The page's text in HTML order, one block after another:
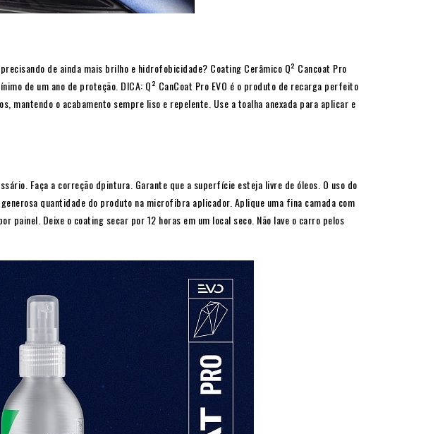
de ainda mais brilho e hidrofobicidade? Coating Cerâmico Q² Cancoat Pro
de um ano de proteção. DICA: Q² CanCoat Pro EVO é o produto de recarga perfeito
o acabamento sempre liso e repelente. Use a toalha anexada para aplicar e
Faça a correção dpintura. Garante que a superfície esteja livre de óleos. O uso do
quantidade do produto na microfibra aplicador. Aplique uma fina camada com
painel. Deixe o coating secar por 12 horas em um local seco. Não lave o carro pelos